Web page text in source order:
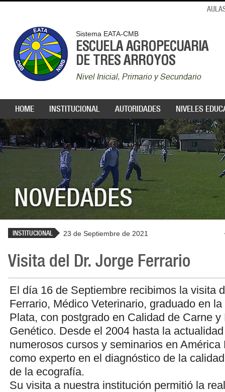
Sistema EATA-CMB
ESCUELA AGROPECUARIA
DE TRES ARROYOS
Nivel Inicial, Primario y Secundario
HOME INSTITUCIONAL AUTORIDADES NIVELES
NOVEDADES
INSTITUCIONAL 23 de Septiembre de 2021
Visita del Dr. Jorge Ferrario
El día 16 de Septiembre recibimos la visita
Ferrario, Médico Veterinario, graduado en
Plata, con postgrado en Calidad de Carne y
Genético. Desde el 2004 hasta la
numerosos cursos y seminarios en América
como experto en el diagnóstico de la
de la ecografía.
Su visita a nuestra institución permitió la